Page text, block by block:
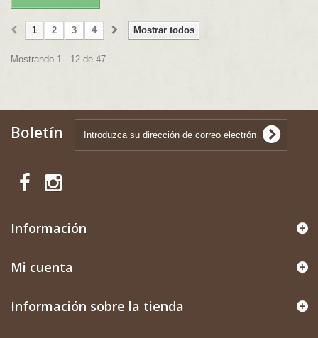
Mostrar todos
1 2 3 4
Mostrando 1 - 12 de 47
Boletín
Información
Mi cuenta
Información sobre la tienda